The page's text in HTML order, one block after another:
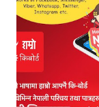
can follow
Download SLC
REGULAR:
division First
Division Third